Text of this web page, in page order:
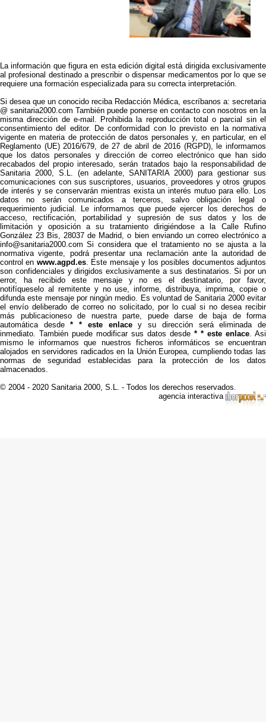
La información que figura en esta edición digital está dirigida exclusivamente
al profesional destinado a prescribir o dispensar medicamentos por lo que se
requiere una formación especializada para su correcta interpretación.
Si desea que un conocido reciba Redacción Médica, escríbanos a: secretaria
@ sanitaria2000.com También puede ponerse en contacto con nosotros en la
misma dirección de e-mail. Prohibida la reproducción total o parcial sin el
consentimiento del editor. De conformidad con lo previsto en la normativa
vigente en materia de protección de datos personales y, en particular, en el
Reglamento (UE) 2016/679, de 27 de abril de 2016 (RGPD), le informamos
que los datos personales y dirección de correo electrónico que han sido
recabados del propio interesado, serán tratados bajo la responsabilidad de
Sanitaria 2000, S.L. (en adelante, SANITARIA 2000) para gestionar sus
comunicaciones con sus suscriptores, usuarios, proveedores y otros grupos
de interés y se conservarán mientras exista un interés mutuo para ello. Los
datos no serán comunicados a terceros, salvo obligación legal o
requerimiento judicial. Le informamos que puede ejercer los derechos de
acceso, rectificación, portabilidad y supresión de sus datos y los de
limitación y oposición a su tratamiento dirigiéndose a la Calle Rufino
González 23 Bis, 28037 de Madrid, o bien enviando un correo electrónico a
info@sanitaria2000.com Si considera que el tratamiento no se ajusta a la
normativa vigente, podrá presentar una reclamación ante la autoridad de
control en www.agpd.es. Este mensaje y los posibles documentos adjuntos
son confidenciales y dirigidos exclusivamente a sus destinatarios. Si por un
error, ha recibido este mensaje y no es el destinatario, por favor,
notifíqueselo al remitente y no use, informe, distribuya, imprima, copie o
difunda este mensaje por ningún medio. Es voluntad de Sanitaria 2000 evitar
el envío deliberado de correo no solicitado, por lo cual si no desea recibir
más publicacioneso de nuestra parte, puede darse de baja de forma
automática desde* * este enlacey su dirección será eliminada de
inmediato. También puede modificar sus datos desde * * este enlace. Asi
mismo le informamos que nuestros ficheros informáticos se encuentran
alojados en servidores radicados en la Unión Europea, cumpliendo todas las
normas de seguridad establecidas para la protección de los datos
almacenados.
© 2004 - 2020 Sanitaria 2000, S.L. - Todos los derechos reservados.
agencia interactiva